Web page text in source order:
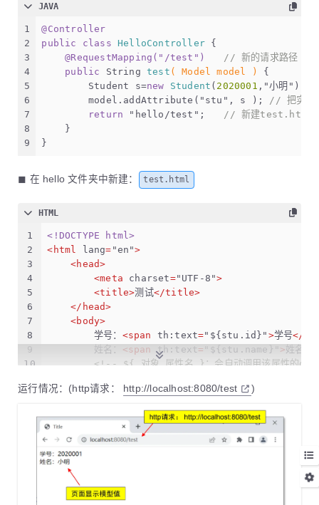
16
    }
public
.id = id;
public
String getName () {
return
name;
setName (String name) {
JAVA
1
2
3
4
5
6
7
8
9
@Controller
public
class HelloController {
@RequestMapping("/test")
// 新的请求路径
public String test ( Model model )
        Student s=
new Student ( 2020001 , "小明"
        model.addAttribute(
"stu"
// 把实体
return
"hello/test"
// 新建test.html
    }
}
◼ 在 hello 文件夹中新建： test.html
HTML
1
2
3
4
5
6
7
8
9
10
12
<!DOCTYPE html>
< html lang= "en">
<head>
<meta charset="UTF-8">
<title>测试</title>
</ head>
<body>
        学号：
<span th:text="${stu.id}" >学号</
        姓名：
< span th:text = "${stu.name}" >姓名
<!-- ${ 对象.属性名 }：会自动调用该属性的
</body>
运行情况：(http请求： http://localhost:8080/test )